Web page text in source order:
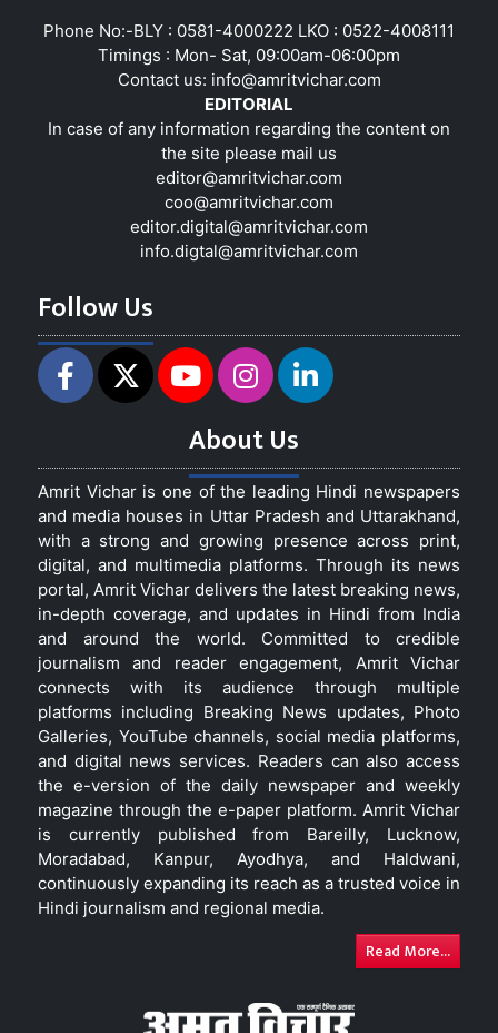
Phone No:-BLY : 0581-4000222 LKO : 0522-4008111
Timings : Mon- Sat, 09:00am-06:00pm
Contact us: info@amritvichar.com
EDITORIAL
In case of any information regarding the content on
the site please mail us
editor@amritvichar.com
coo@amritvichar.com
editor.digital@amritvichar.com
info.digtal@amritvichar.com
Follow Us
About Us
Amrit Vichar is one of the leading Hindi newspapers
and media houses in Uttar Pradesh and Uttarakhand,
with a strong and growing presence across print,
digital, and multimedia platforms. Through its news
portal, Amrit Vichar delivers the latest breaking news,
in-depth coverage, and updates in Hindi from India
and around the world. Committed to credible
journalism and reader engagement, Amrit Vichar
connects with its audience through multiple
platforms including Breaking News updates, Photo
Galleries, YouTube channels, social media platforms,
and digital news services. Readers can also access
the e-version of the daily newspaper and weekly
magazine through the e-paper platform. Amrit Vichar
is currently published from Bareilly, Lucknow,
Moradabad, Kanpur, Ayodhya, and Haldwani,
continuously expanding its reach as a trusted voice in
Hindi journalism and regional media.
Read More...